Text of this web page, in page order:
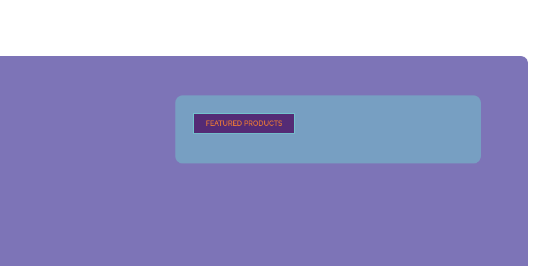
FEATURED PRODUCTS